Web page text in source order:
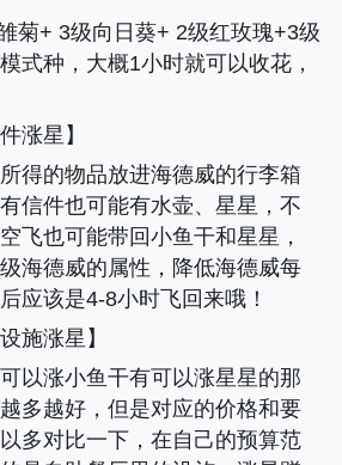
菊+ 3级向日葵+ 2级红玫瑰+3级
式种，大概1小时就可以收花，
涨星】
得的物品放进海德威的行李箱
信件也可能有水壶、星星，不
飞也可能带回小鱼干和星星，
海德威的属性，降低海德威每
应该是4-8小时飞回来哦！
施涨星】
以涨小鱼干有可以涨星星的那
多越好，但是对应的价格和要
多对比一下，在自己的预算范